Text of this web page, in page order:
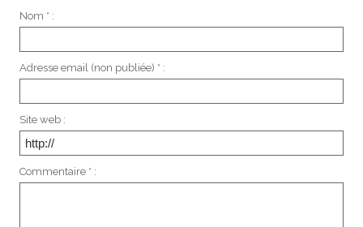
Nom * :
Adresse email (non publiée) * :
Site web :
Commentaire * :